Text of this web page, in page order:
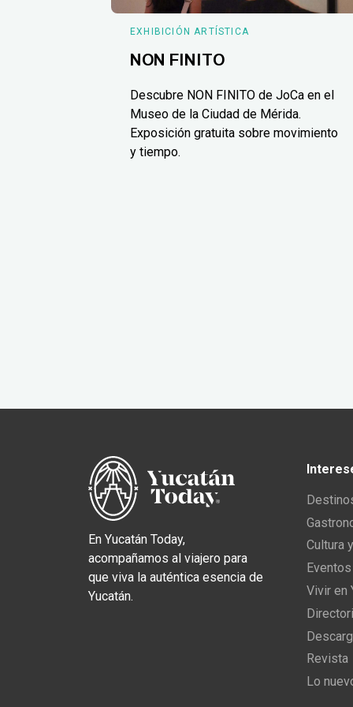
EXHIBICIÓN ARTÍSTICA
NON FINITO
Descubre NON FINITO de JoCa en el
Museo de la Ciudad de Mérida.
Exposición gratuita sobre movimiento
y tiempo.
En Yucatán Today,
acompañamos al viajero para
que viva la auténtica esencia de
Yucatán.
Cultura
Vivir en
Revista
Lo